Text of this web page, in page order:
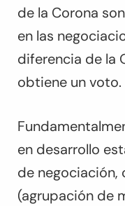
de la Corona
en las
diferencia de la
obtiene un voto.
en desarrollo
de negociación,
(agrupación de